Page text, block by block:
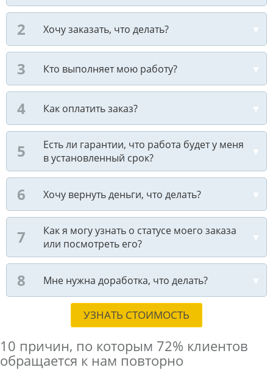
Хочу заказать, что делать?
Кто выполняет мою работу?
Как оплатить заказ?
Есть ли гарантии, что работа будет у меня
в установленный срок?
Хочу вернуть деньги, что делать?
Как я могу узнать о статусе моего заказа
или посмотреть его?
Мне нужна доработка, что делать?
УЗНАТЬ СТОИМОСТЬ
10 причин, по которым 72% клиентов
обращается к нам повторно